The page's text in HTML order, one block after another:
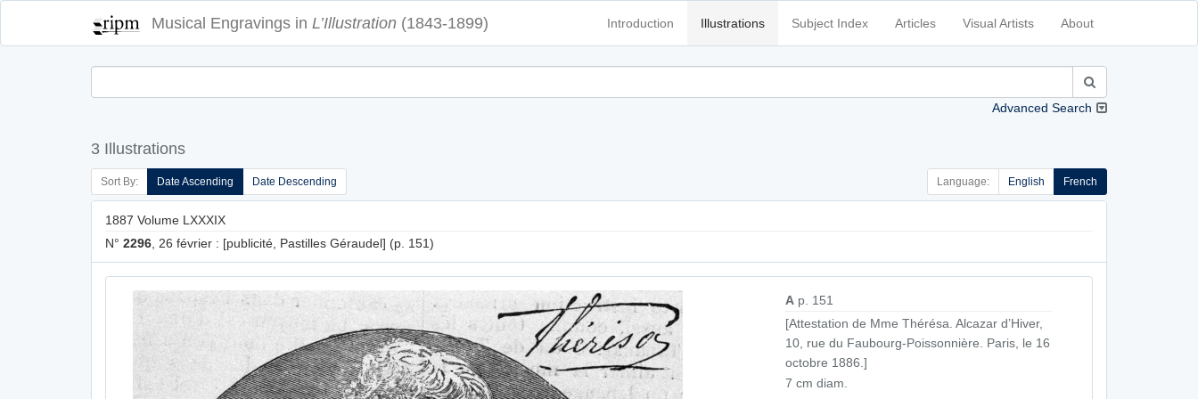
Musical Engravings in L’Illustration (1843-1899) Introduction Illustrations Subject Index Articles Visual Artists About
Advanced Search
3 Illustrations
Sort By: Date Ascending Date Descending Language: English French
1887 Volume LXXXIX
N° 2296 , 26 février : [publicité, Pastilles Géraudel] (p. 151)
A p. 151
[Attestation de Mme Thérésa. Alcazar d’Hiver,
10, rue du Faubourg-Poissonnière. Paris, le 16
octobre 1886.]
7 cm diam.